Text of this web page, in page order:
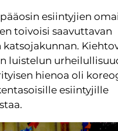
esiintyjien
toivoisi saavuttavan
luistelun
hienoa oli
esiintyjille